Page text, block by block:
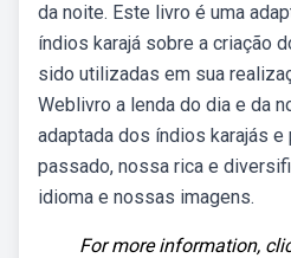
da noite. Este livro é uma
índios karajá sobre a criação
sido utilizadas em sua
Weblivro a lenda do dia e da
adaptada dos índios karajás
passado, nossa rica e
idioma e nossas imagens.
For more information,